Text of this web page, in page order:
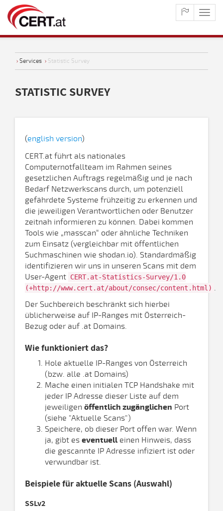
› Services › Statistic Survey
STATISTIC SURVEY
(english version)
CERT.at führt als nationales
Computernotfallteam im Rahmen seines
gesetzlichen Auftrags regelmäßig und je nach
Bedarf Netzwerkscans durch, um potenziell
gefährdete Systeme frühzeitig zu erkennen und
die jeweiligen Verantwortlichen oder Benutzer
zeitnah informieren zu können. Dabei kommen
Tools wie „masscan“ oder ähnliche Techniken
zum Einsatz (vergleichbar mit öffentlichen
Suchmaschinen wie shodan.io). Standardmäßig
identifizieren wir uns in unseren Scans mit dem
User-Agent CERT.at-Statistics-Survey/1.0
(+http://www.cert.at/about/consec/content.html) .
Der Suchbereich beschränkt sich hierbei
üblicherweise auf IP-Ranges mit Österreich-
Bezug oder auf .at Domains.
Wie funktioniert das?
Hole aktuelle IP-Ranges von Österreich
(bzw. alle .at Domains)
Mache einen initialen TCP Handshake mit
jeder IP Adresse dieser Liste auf dem
jeweiligen öffentlich zugänglichen Port
(siehe "Aktuelle Scans")
Speichere, ob dieser Port offen war. Wenn
ja, gibt es eventuell einen Hinweis, dass
die gescannte IP Adresse infiziert ist oder
verwundbar ist.
Beispiele für aktuelle Scans (Auswahl)
SSLv2